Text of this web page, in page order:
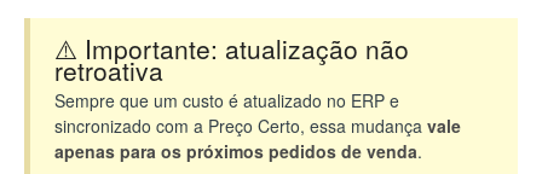
⚠️ Importante: atualização não
retroativa
Sempre que um custo é atualizado no ERP e
sincronizado com a Preço Certo, essa mudança vale
apenas para os próximos pedidos de venda.